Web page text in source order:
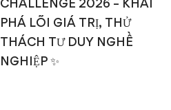
PHÁ LÕI GIÁ TRỊ, THỬ
THÁCH TƯ DUY NGHỀ
NGHIỆP ✨